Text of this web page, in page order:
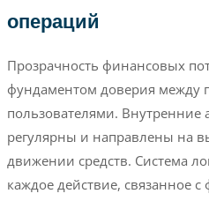
операций
Прозрачность финансовых
фундаментом доверия между
пользователями. Внутренние
регулярны и направлены на
движении средств. Система
каждое действие, связанное